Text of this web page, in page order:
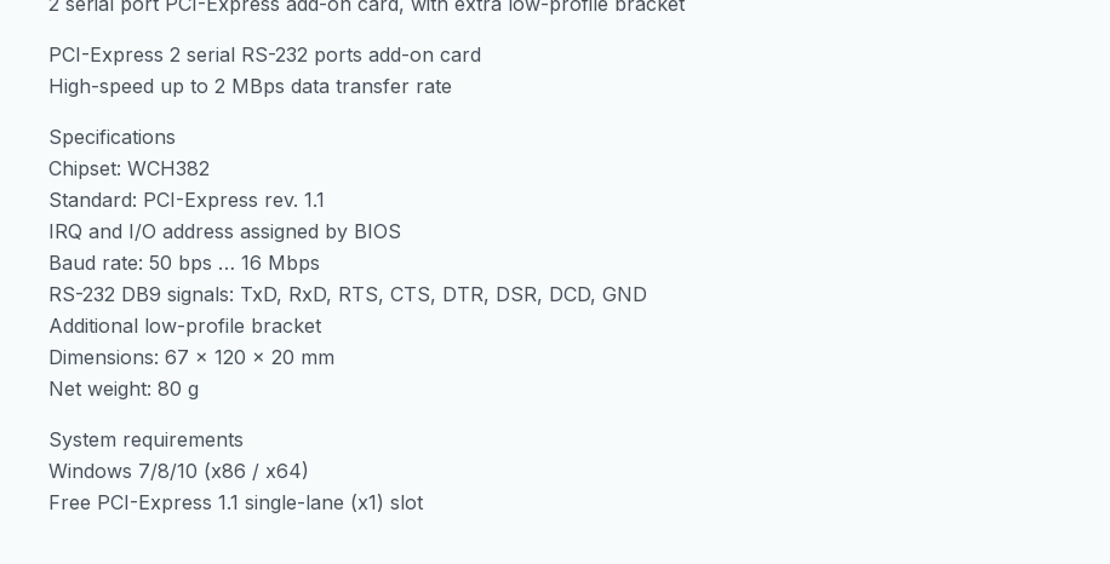
количина
PCI-Express 2 serial RS-232 ports add-on card
High-speed up to 2 MBps data transfer rate
Specifications
Chipset: WCH382
Standard: PCI-Express rev. 1.1
IRQ and I/O address assigned by BIOS
Baud rate: 50 bps … 16 Mbps
RS-232 DB9 signals: TxD, RxD, RTS, CTS, DTR, DSR, DCD, GND
Additional low-profile bracket
Dimensions: 67 x 120 x 20 mm
Net weight: 80 g
System requirements
Windows 7/8/10 (x86 / x64)
Free PCI-Express 1.1 single-lane (x1) slot